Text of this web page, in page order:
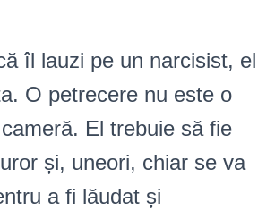
îl lauzi pe un narcisist, el
O petrecere nu este o
El trebuie să fie
și, uneori, chiar se va
a fi lăudat și